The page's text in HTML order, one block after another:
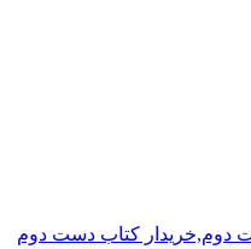
دوم,خریدار کتاب دست دوم